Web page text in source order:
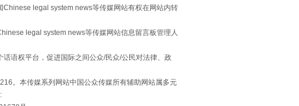
用生命托举生命
legal system news等传媒网站有权在网站内转
legal system news等传媒网站信息留言板管理人
语权平台，促进国际之间公众/民众/公民对法律、政
。本传媒系列网站中国公众传媒所有辅助网站属多元